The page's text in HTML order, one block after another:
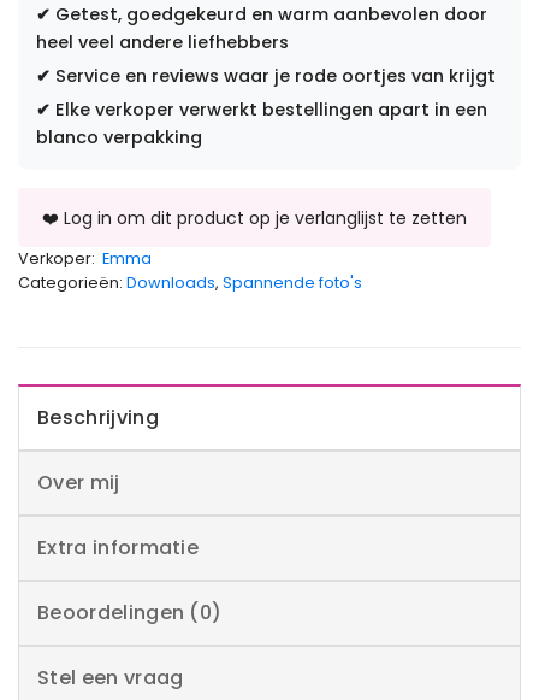
✔ Getest, goedgekeurd en warm aanbevolen door
heel veel andere liefhebbers
✔ Service en reviews waar je rode oortjes van krijgt
✔ Elke verkoper verwerkt bestellingen apart in een
blanco verpakking
Verkoper: Emma
Categorieën: Downloads, Spannende foto's
Beschrijving
Over mij
Extra informatie
Beoordelingen (0)
Stel een vraag